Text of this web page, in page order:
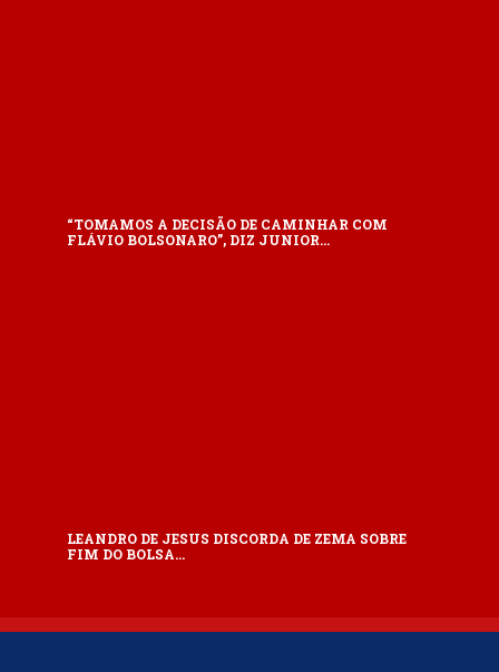
“TOMAMOS A DECISÃO DE CAMINHAR COM
FLÁVIO BOLSONARO”, DIZ JUNIOR…
LEANDRO DE JESUS DISCORDA DE ZEMA SOBRE
FIM DO BOLSA…